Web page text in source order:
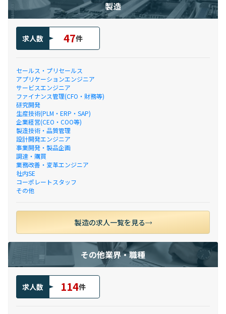
製造
求人数 47件
セールス・プリセールス
アプリケーションエンジニア
サービスエンジニア
ファイナンス管理(CFO・財務等)
研究開発
生産技術(PLM・ERP・SAP)
企業経営(CEO・COO等)
製造技術・品質管理
設計開発エンジニア
事業開発・製品企画
調達・購買
業務改善・変革エンジニア
社内SE
コーポレートスタッフ
その他
製造の求人一覧を見る
その他業界・職種
求人数 114件